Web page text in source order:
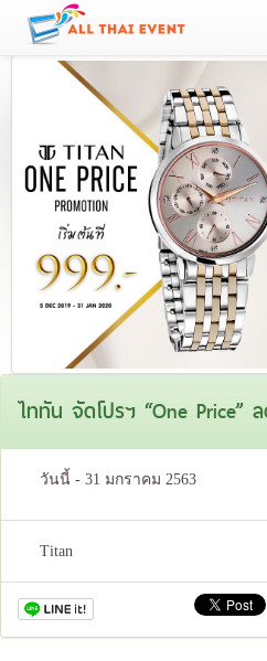
ไททัน จัดโปรฯ “One Price”
วันนี้ - 31 มกราคม 2563
Titan